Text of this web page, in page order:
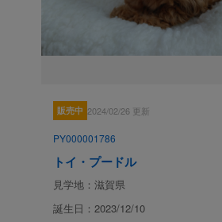
販売中 2024/02/26 更新
PY000001786
トイ・プードル
見学地：滋賀県
誕生日：2023/12/10